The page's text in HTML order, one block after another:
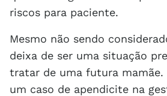
riscos para paciente.
Mesmo não sendo
deixa de ser uma situação
tratar de uma futura mamãe.
um caso de apendicite na